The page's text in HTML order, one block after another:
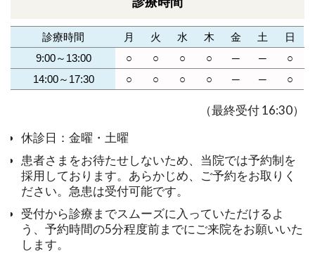
診療時間 月 火 水 木 金 土
日
9:00～13:00
○ ○ ○ ○ ─ ─ ○
14:00～17:30 ○ ○ ○ ○ ─ ─ ○
（最終受付 16:30）
休診日：金曜・土曜
患者さまをお待たせしないため、当院では予約制を
採用しております。あらかじめ、ご予約をお取りく
ださい。急患は受付可能です。
受付から診療までスムーズに入っていただけるよ
う、予約時間の5分程度前までにご来院をお願いいた
します。